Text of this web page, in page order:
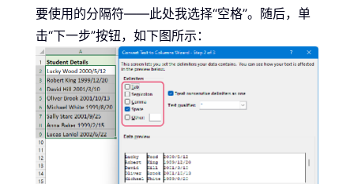
要使用的分隔符——此处我选择“空格”。随后，单
击“下一步”按钮，如下图所示：